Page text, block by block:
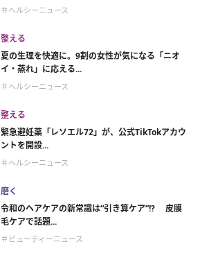
＃ヘルシーニュース
整える
夏の生理を快適に。9割の女性が気になる「ニオ
イ・蒸れ」に応える...
＃ヘルシーニュース
整える
緊急避妊薬「レソエル72」が、公式TikTokアカウ
ントを開設...
＃ヘルシーニュース
磨く
令和のヘアケアの新常識は“引き算ケア”!? 皮膜
毛ケアで話題...
＃ビューティーニュース